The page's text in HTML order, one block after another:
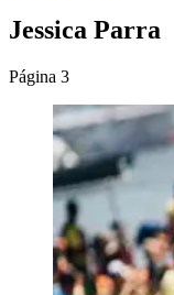
Jessica Parra
Página 3